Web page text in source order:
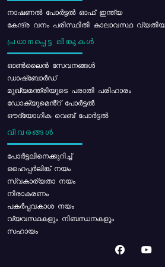
നാഷണൽ പോർട്ടൽ ഓഫ് ഇന്ത്യ
കേന്ദ്ര വനം പരിസ്ഥിതി കാലാവസ്ഥ
പ്രധാനപ്പെട്ട ലിങ്കുകൾ
ഓൺലൈൻ സേവനങ്ങൾ
ഡാഷ്ബോർഡ്
മുഖ്യമന്ത്രിയുടെ പരാതി പരിഹാരം
ഡോക്യുമെൻ്റ് പോർട്ടൽ
ഔദ്യോഗിക വെബ് പോർട്ടൽ
വിവരങ്ങൾ
പോര്‍ട്ടലിനെക്കുറിച്ച്
ഹൈപ്പർലിങ്ക് നയം
സ്വകാര്യതാ നയം
നിരാകരണം
പകർപ്പവകാശ നയം
വ്യവസ്ഥകളും നിബന്ധനകളും
സഹായം